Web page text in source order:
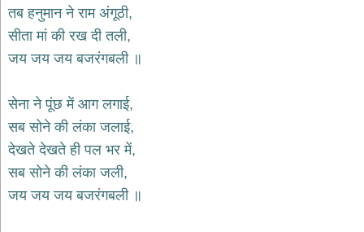
साईं
भजन
bhajans
भजन
jain
bhajans
दुर्गा
भजन
durga
bhajans
तब हनुमान ने राम अंगूठी,
सीता मां की रख दी तली,
जय जय जय बजरंगबली ॥
सेना ने पूंछ में आग लगाई,
सब सोने की लंका जलाई,
देखते देखते ही पल भर में,
सब सोने की लंका जली,
जय जय जय बजरंगबली ॥